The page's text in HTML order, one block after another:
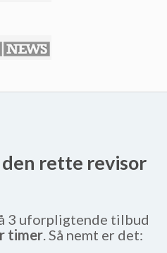
rette revisor
3 uforpligtende tilbud
timer. Så nemt er det: